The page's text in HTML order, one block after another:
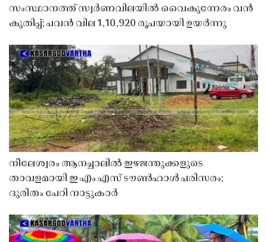
സംസ്ഥാനത്ത് സ്വർണവിലയിൽ വൈകുന്നേരം വൻ
കുതിപ്പ്; പവൻ വില 1,10,920 രൂപയായി ഉയർന്നു
നീലേശ്വരം ആനച്ചാലിൽ ഇഴജന്തുക്കളുടെ
താവളമായി ഇ എം എസ് ടൗൺഹാൾ പരിസരം;
ദുരിതം പേറി നാട്ടുകാർ